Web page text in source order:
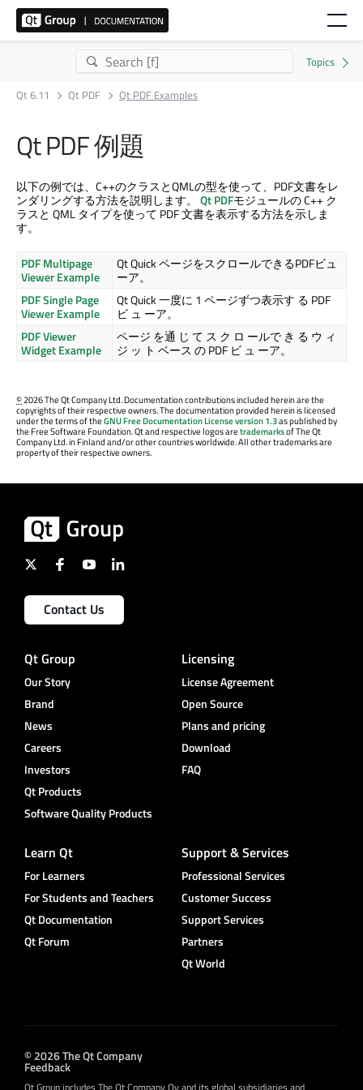
Qt 6.11 Qt PDF Qt PDF Examples
Qt PDF例題
以下の例では、C++のクラスとQMLの型を使って、PDF文書をレ
ンダリングする方法を説明します。 Qt PDFモジュールの C++ ク
ラスと QML タイプを使って PDF 文書を表示する方法を示しま
す。
PDF Multipage
Viewer Example
Qt QuickページをスクロールできるPDFビュ
ーア。
PDF Single Page
Viewer Example
Qt Quick一度に 1 ページずつ表示す る PDF
ビ ュ ーア。
PDF Viewer
Widget Example
ページ を通 じ て ス ク ロ ールで き る ウ ィ
ジ ッ ト ベース の PDF ビ ュ ーア。
©2026 The Qt Company Ltd. Documentation contributions included herein are the
copyrights of their respective owners. The documentation provided herein is licensed
under the terms of theGNU Free Documentation License version 1.3as published by
the Free Software Foundation. Qt and respective logos aretrademarksof The Qt
Company Ltd. in Finland and/or other countries worldwide. All other trademarks are
property of their respective owners.
Contact Us
Qt Group
Our Story
Brand
News
Careers
Investors
Qt Products
Software Quality Products
Licensing
License Agreement
Open Source
Plans and pricing
Download
FAQ
Learn Qt
For Learners
For Students and Teachers
Qt Documentation
Qt Forum
Support & Services
Professional Services
Customer Success
Support Services
Partners
Qt World
© 2026 The Qt Company
Feedback